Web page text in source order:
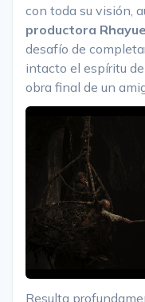
con toda su visión,
productora
desafío de
intacto el espíritu
obra final de un
Resulta